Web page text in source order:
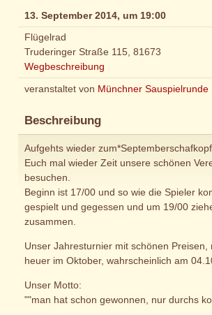
13. September 2014, um 19:00
Flügelrad
Truderinger Straße 115, 81673
Wegbeschreibung
veranstaltet von Münchner Sauspielrunde
Beschreibung
Aufgehts wieder
Euch mal wieder Zeit unsere schönen
besuchen.
Beginn ist 17/00 und so wie die Spieler
gespielt und gegessen und um 19/00
zusammen.
Unser Jahresturnier mit schönen Preisen,
heuer im Oktober, wahrscheinlich am
Unser Motto:
""man hat schon gewonnen, nur durchs